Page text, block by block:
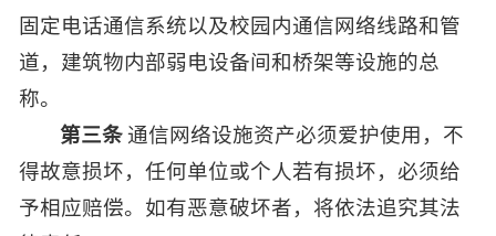
固定电话通信系统以及校园内通信网络线路和管
道，建筑物内部弱电设备间和桥架等设施的总
称。
第三条 通信网络设施资产必须爱护使用，不
得故意损坏，任何单位或个人若有损坏，必须给
予相应赔偿。如有恶意破坏者，将依法追究其法